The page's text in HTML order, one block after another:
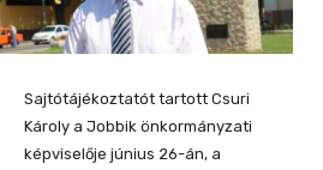
Sajtótájékoztatót tartott Csuri
Károly a Jobbik önkormányzati
képviselője június 26-án, a